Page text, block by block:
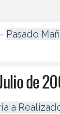
- Pasado
de
a